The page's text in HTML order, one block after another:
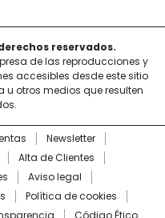
reservados.
de las reproducciones y
accesibles desde este sitio
otros medios que resulten
Newsletter
Alta de Clientes
Aviso legal
Política de cookies
Código Ético